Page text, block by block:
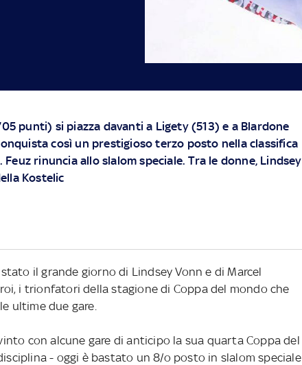
punti) si piazza davanti a Ligety (513) e a Blardone
così un prestigioso terzo posto nella classifica
Feuz rinuncia allo slalom speciale. Tra le donne, Lindsey
Kostelic
il grande giorno di Lindsey Vonn e di Marcel
i trionfatori della stagione di Coppa del mondo che
ultime due gare.
con alcune gare di anticipo la sua quarta Coppa del
- oggi è bastato un 8/o posto in slalom speciale